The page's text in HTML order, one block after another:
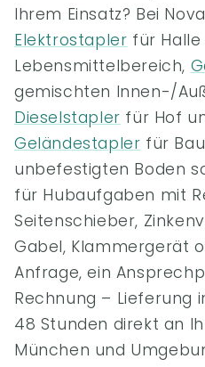
Ihrem Einsatz? Bei
Elektrostapler für Halle
Lebensmittelbereich,
gemischten Innen-/
Dieselstapler für Hof
Geländestapler für
unbefestigten Boden
für Hubaufgaben mit
Seitenschieber,
Gabel, Klammergerät
Anfrage, ein
Rechnung – Lieferung
48 Stunden direkt an
München und